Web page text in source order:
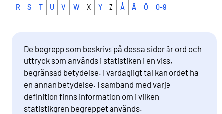
R S T U V W X Y Z Å Ä Ö 0-9
De begrepp som beskrivs på dessa sidor är ord och
uttryck som används i statistiken i en viss,
begränsad betydelse. I vardagligt tal kan ordet ha
en annan betydelse. I samband med varje
definition finns information om i vilken
statistikgren begreppet används.